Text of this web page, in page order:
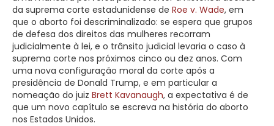
da suprema corte estadunidense de Roe v. Wade, em
que o aborto foi descriminalizado: se espera que grupos
de defesa dos direitos das mulheres recorram
judicialmente à lei, e o trânsito judicial levaria o caso à
suprema corte nos próximos cinco ou dez anos. Com
uma nova configuração moral da corte após a
presidência de Donald Trump, e em particular a
nomeação do juiz Brett Kavanaugh, a expectativa é de
que um novo capítulo se escreva na história do aborto
nos Estados Unidos.